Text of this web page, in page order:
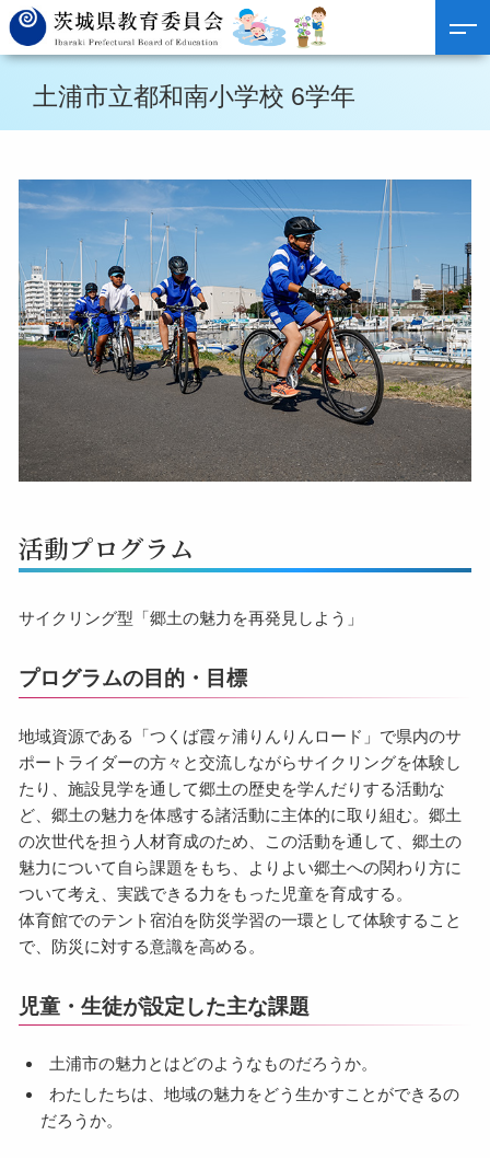
土浦市立都和南小学校 6学年
活動プログラム
サイクリング型「郷土の魅力を再発見しよう」
プログラムの目的・目標
地域資源である「つくば霞ヶ浦りんりんロード」で県内のサ
ポートライダーの方々と交流しながらサイクリングを体験し
たり、施設見学を通して郷土の歴史を学んだりする活動な
ど、郷土の魅力を体感する諸活動に主体的に取り組む。郷土
の次世代を担う人材育成のため、この活動を通して、郷土の
魅力について自ら課題をもち、よりよい郷土への関わり方に
ついて考え、実践できる力をもった児童を育成する。
体育館でのテント宿泊を防災学習の一環として体験すること
で、防災に対する意識を高める。
児童・生徒が設定した主な課題
土浦市の魅力とはどのようなものだろうか。
わたしたちは、地域の魅力をどう生かすことができるの
だろうか。